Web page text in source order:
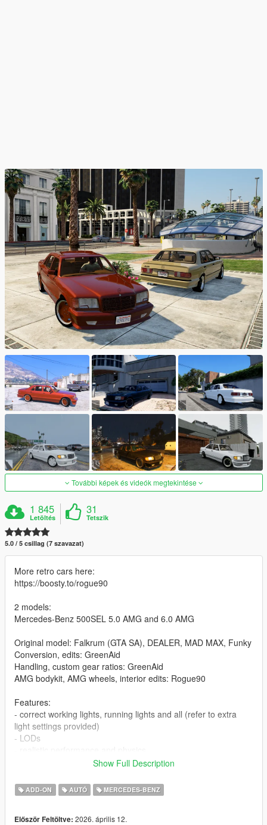
További képek és videók megtekintése
1 845
Letöltés
31
Tetszik
5.0 / 5 csillag (7 szavazat)
More retro cars here:
https://boosty.to/rogue90
2 models:
Mercedes-Benz 500SEL 5.0 AMG and 6.0 AMG
Original model: Falkrum (GTA SA), DEALER, MAD MAX, Funky
Conversion, edits: GreenAid
Handling, custom gear ratios: GreenAid
AMG bodykit, AMG wheels, interior edits: Rogue90
Features:
- correct working lights, running lights and all (refer to extra
light settings provided)
- LODs
- factory spawn colours, as close as I could get them (requires
- extras
- custom gear ratios (refer to extra folder)
Show Full Description
ADD-ON AUTÓ MERCEDES-BENZ
Először Feltöltve: 2026. április 12.